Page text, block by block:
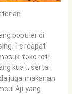
populer di
Terdapat
toko roti
kuat, serta
juga makanan
Aji yang